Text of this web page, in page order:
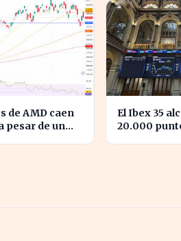
de AMD caen
pesar de un
El Ibex 35
20.000